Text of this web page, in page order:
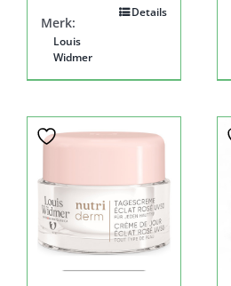
Details
Merk:
Louis
Widmer